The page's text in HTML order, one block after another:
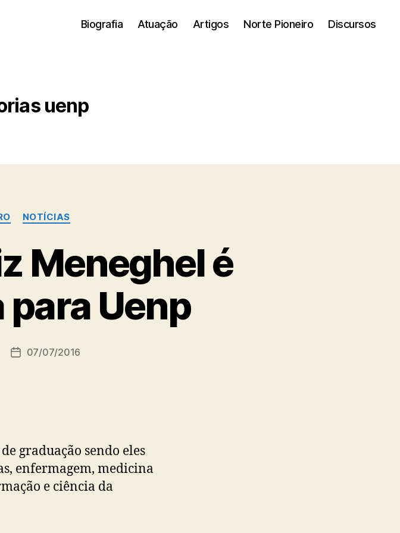
Biografia Atuação Artigos Norte Pioneiro Discursos
uenp
Categorias
NOTÍCIAS
Meneghel é
Uenp
Data07/07/2016
graduação sendo eles
enfermagem, medicina
e ciência da